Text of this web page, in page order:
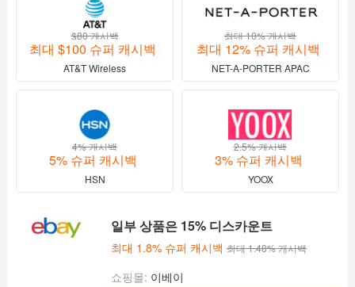
$80 캐시백
최대 $100 슈퍼 캐시백
AT&T Wireless
최대 10% 캐시백
최대 12% 슈퍼 캐시백
NET-A-PORTER APAC
4% 캐시백
5% 슈퍼 캐시백
HSN
2.5% 캐시백
3% 슈퍼 캐시백
YOOX
일부 상품은 15% 디스카운트
최대 1.8% 슈퍼 캐시백 최대 1.48% 캐시백
쇼핑몰: 이베이